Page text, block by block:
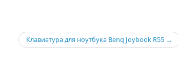
Клавиатура для ноутбука Benq Joybook R55